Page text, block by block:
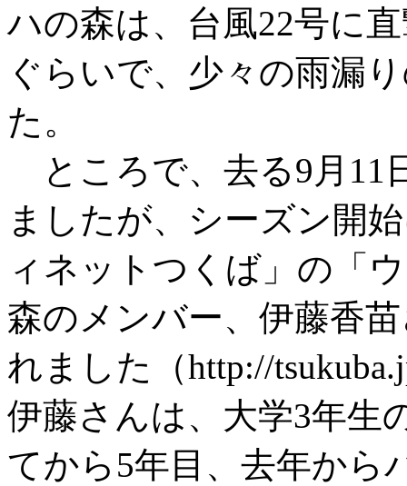
ハの森は、台風22号に
ぐらいで、少々の雨漏
た。
ところで、去る9月11
ましたが、シーズン開
ィネットつくば」の「
森のメンバー、伊藤香
れました（http://
伊藤さんは、大学3年生
てから5年目、去年から